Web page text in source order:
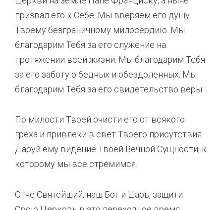
призвал его к Себе. Мы вверяем его душу
Твоему безграничному милосердию. Мы
благодарим Тебя за его служение на
протяжении всей жизни. Мы благодарим Тебя
за его заботу о бедных и обездоленных. Мы
благодарим Тебя за его свидетельство веры.
По милости Твоей очисти его от всякого
греха и привлеки в свет Твоего присутствия.
Даруй ему видение Твоей Вечной Сущности, к
которому мы все стремимся.
Отче Святейший, наш Бог и Царь, защити